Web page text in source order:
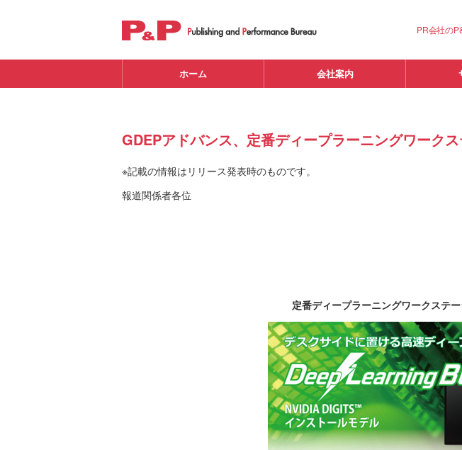
PR会社の
ホーム 会社案内
GDEPアドバンス、定番ディープラーニングワーク
※記載の情報はリリース発表時のものです。
報道関係者各位
定番ディープラーニングワークステ